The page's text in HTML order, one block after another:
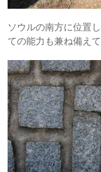
ソウルの南方に位置
ての能力も兼ね備えて